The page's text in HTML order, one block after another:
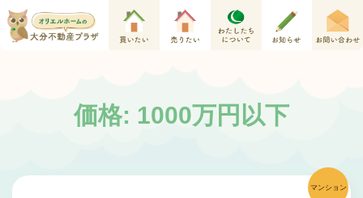
価格: 1000万円以下
マンション